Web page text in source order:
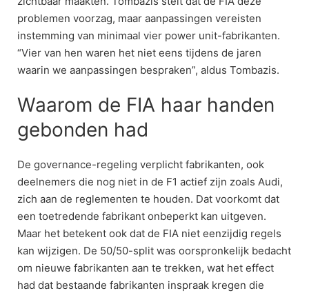
problemen voorzag, maar aanpassingen vereisten
instemming van minimaal vier power unit-fabrikanten.
“Vier van hen waren het niet eens tijdens de jaren
waarin we aanpassingen bespraken”, aldus Tombazis.
Waarom de FIA haar handen
gebonden had
De governance-regeling verplicht fabrikanten, ook
deelnemers die nog niet in de F1 actief zijn zoals Audi,
zich aan de reglementen te houden. Dat voorkomt dat
een toetredende fabrikant onbeperkt kan uitgeven.
Maar het betekent ook dat de FIA niet eenzijdig regels
kan wijzigen. De 50/50-split was oorspronkelijk bedacht
om nieuwe fabrikanten aan te trekken, wat het effect
had dat bestaande fabrikanten inspraak kregen die